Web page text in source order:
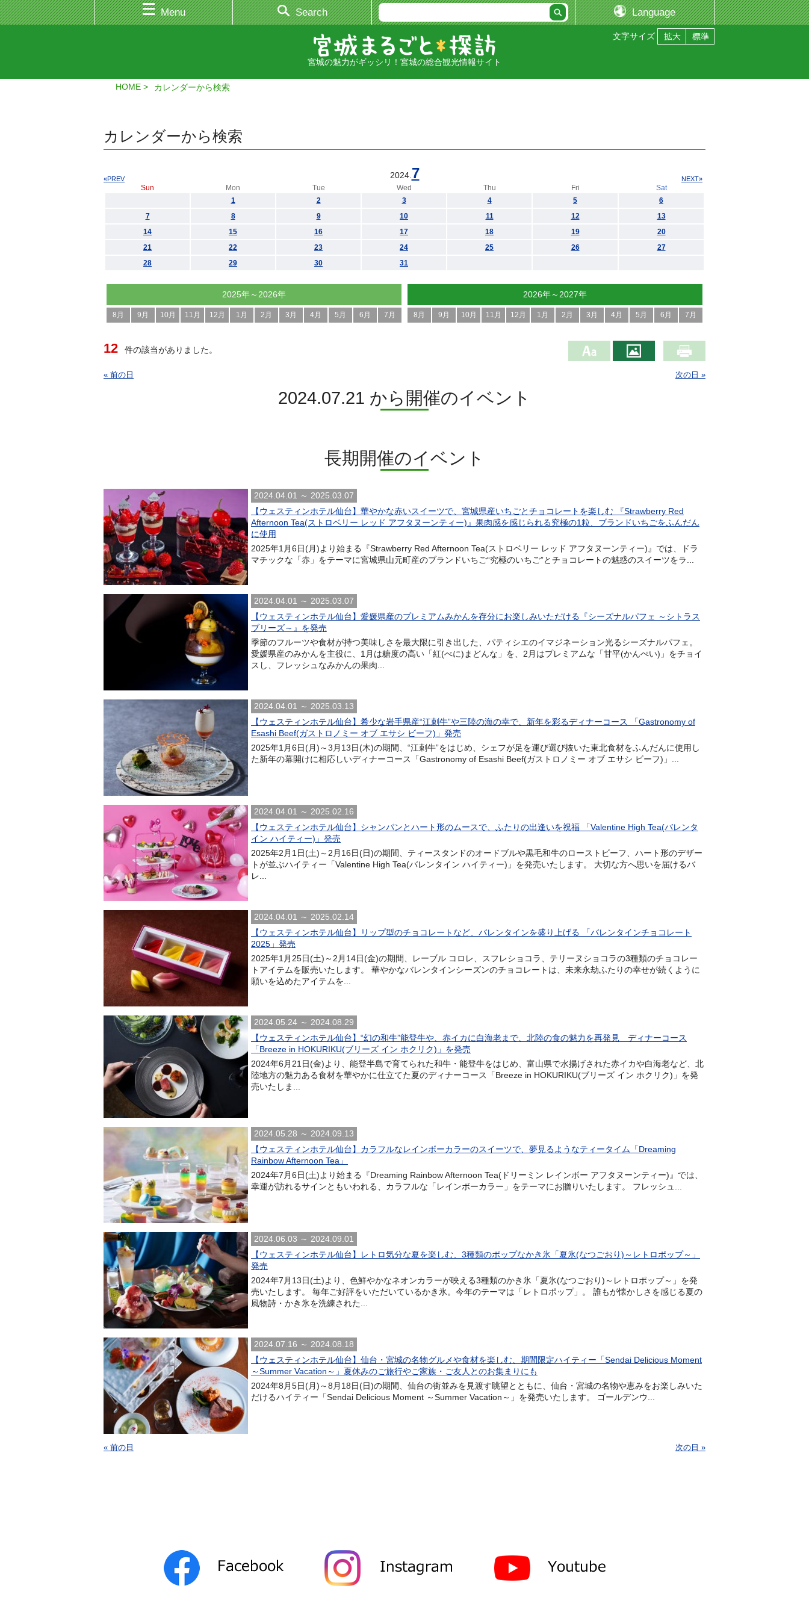
Menu Search Language
文字サイズ
宮城の魅力がギッシリ！宮城の総合観光情報サイト
HOME カレンダーから検索
カレンダーから検索
2024. 7
«PREV NEXT»
Sun Mon Tue Wed Thu Fri
Sat
1
2 3 4 5
6
7
8 9 10 11 12
13
14
15 16 17 18 19
20
21
22 23 24 25 26
27
28
29 30 31
2025年～2026年
8月 9月 10月 11月 12月 1月 2月 3月 4月 5月 6月 7月
2026年～2027年
8月 9月 10月 11月 12月 1月 2月 3月 4月 5月 6月 7月
12 件の該当がありました。
« 前の日 次の日 »
2024.07.21 から開催のイベント
長期開催のイベント
2024.04.01 ～ 2025.03.07
【ウェスティンホテル仙台】華やかな赤いスイーツで、宮城県産いちごとチョコレートを楽しむ 『Strawberry Red
Afternoon Tea(ストロベリー レッド アフタヌーンティー)』果肉感を感じられる究極の1粒、ブランドいちごをふんだん
に使用
2025年1月6日(月)より始まる『Strawberry Red Afternoon Tea(ストロベリー レッド アフタヌーンティー)』では、ドラ
マチックな「赤」をテーマに宮城県山元町産のブランドいちご“究極のいちご”とチョコレートの魅惑のスイーツをラ...
2024.04.01 ～ 2025.03.07
【ウェスティンホテル仙台】愛媛県産のプレミアムみかんを存分にお楽しみいただける『シーズナルパフェ ～シトラス
ブリーズ～』を発売
季節のフルーツや食材が持つ美味しさを最大限に引き出した、パティシエのイマジネーション光るシーズナルパフェ。
愛媛県産のみかんを主役に、1月は糖度の高い「紅(べに)まどんな」を、2月はプレミアムな「甘平(かんぺい)」をチョイ
スし、フレッシュなみかんの果肉...
2024.04.01 ～ 2025.03.13
【ウェスティンホテル仙台】希少な岩手県産“江刺牛”や三陸の海の幸で、新年を彩るディナーコース 「Gastronomy of
Esashi Beef(ガストロノミー オブ エサシ ビーフ)」発売
2025年1月6日(月)～3月13日(木)の期間、“江刺牛”をはじめ、シェフが足を運び選び抜いた東北食材をふんだんに使用し
た新年の幕開けに相応しいディナーコース「Gastronomy of Esashi Beef(ガストロノミー オブ エサシ ビーフ)」...
2024.04.01 ～ 2025.02.16
【ウェスティンホテル仙台】シャンパンとハート形のムースで、ふたりの出逢いを祝福 「Valentine High Tea(バレンタ
イン ハイティー)」発売
2025年2月1日(土)～2月16日(日)の期間、ティースタンドのオードブルや黒毛和牛のローストビーフ、ハート形のデザー
トが並ぶハイティー「Valentine High Tea(バレンタイン ハイティー)」を発売いたします。 大切な方へ思いを届けるバ
レ...
2024.04.01 ～ 2025.02.14
【ウェスティンホテル仙台】リップ型のチョコレートなど、バレンタインを盛り上げる 「バレンタインチョコレート
2025」発売
2025年1月25日(土)～2月14日(金)の期間、レーブル コロレ、スフレショコラ、テリーヌショコラの3種類のチョコレー
トアイテムを販売いたします。 華やかなバレンタインシーズンのチョコレートは、未来永劫ふたりの幸せが続くように
願いを込めたアイテムを...
2024.05.24 ～ 2024.08.29
【ウェスティンホテル仙台】“幻の和牛”能登牛や、赤イカに白海老まで、北陸の食の魅力を再発見 ディナーコース
「Breeze in HOKURIKU(ブリーズ イン ホクリク)」を発売
2024年6月21日(金)より、能登半島で育てられた和牛・能登牛をはじめ、富山県で水揚げされた赤イカや白海老など、北
陸地方の魅力ある食材を華やかに仕立てた夏のディナーコース「Breeze in HOKURIKU(ブリーズ イン ホクリク)」を発
売いたしま...
2024.05.28 ～ 2024.09.13
【ウェスティンホテル仙台】カラフルなレインボーカラーのスイーツで、夢見るようなティータイム「Dreaming
Rainbow Afternoon Tea」
2024年7月6日(土)より始まる『Dreaming Rainbow Afternoon Tea(ドリーミン レインボー アフタヌーンティー)』では、
幸運が訪れるサインともいわれる、カラフルな「レインボーカラー」をテーマにお贈りいたします。 フレッシュ...
2024.06.03 ～ 2024.09.01
【ウェスティンホテル仙台】レトロ気分な夏を楽しむ、3種類のポップなかき氷「夏氷(なつごおり)～レトロポップ～」
発売
2024年7月13日(土)より、色鮮やかなネオンカラーが映える3種類のかき氷「夏氷(なつごおり)～レトロポップ～」を発
売いたします。 毎年ご好評をいただいているかき氷。今年のテーマは「レトロポップ」。 誰もが懐かしさを感じる夏の
風物詩・かき氷を洗練された...
2024.07.16 ～ 2024.08.18
【ウェスティンホテル仙台】仙台・宮城の名物グルメや食材を楽しむ、期間限定ハイティー「Sendai Delicious Moment
～Summer Vacation～」夏休みのご旅行やご家族・ご友人とのお集まりにも
2024年8月5日(月)～8月18日(日)の期間、仙台の街並みを見渡す眺望とともに、仙台・宮城の名物や恵みをお楽しみいた
だけるハイティー「Sendai Delicious Moment ～Summer Vacation～」を発売いたします。 ゴールデンウ...
« 前の日 次の日 »